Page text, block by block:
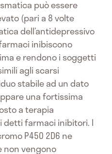
può essere
(pari a 8 volte
dell’antidepressivo
inibiscono
e rendono i soggetti
agli scarsi
stabile ad un dato
una fortissima
a terapia
farmaci inibitori. I
P450 2D6 ne
non vengono